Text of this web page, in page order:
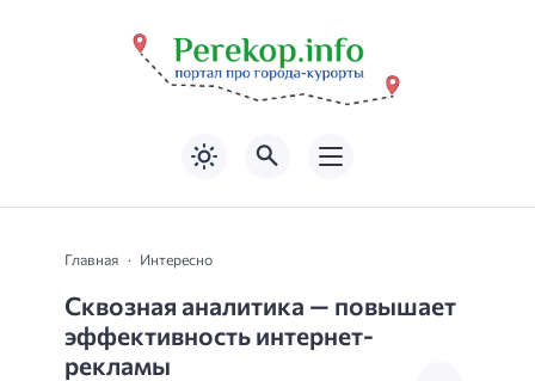
Главная Интересно
Сквозная аналитика — повышает
эффективность интернет-
рекламы